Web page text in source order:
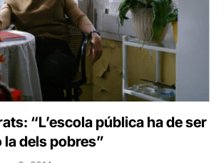
“L’escola pública ha de ser
la dels pobres”